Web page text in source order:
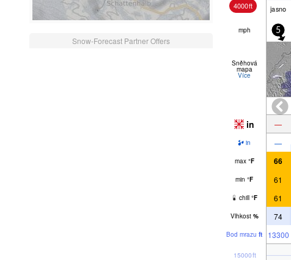
Snow-Forecast Partner Offers
4000ft jasno
mph 5
Sněhová
mapa
Více
in —
in —
max °F 66
min °F 61
chill °F 61
Vlhkost % 74
Bod mrazu ft 13300
15000ft